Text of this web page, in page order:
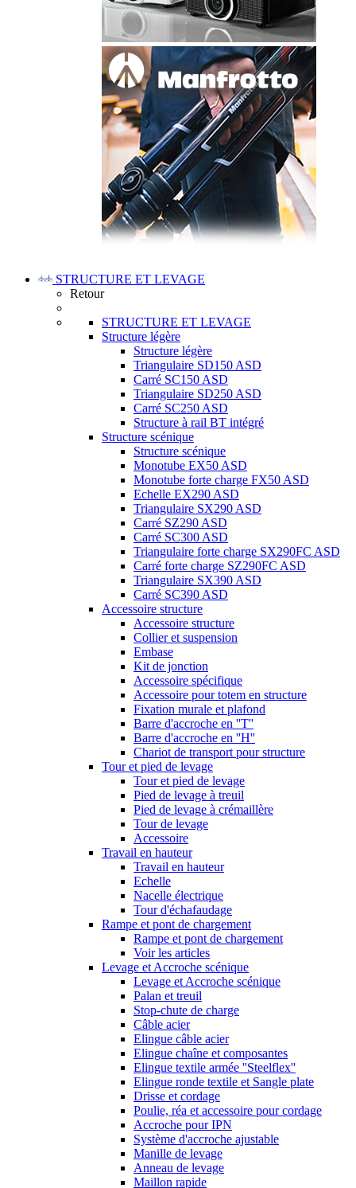
STRUCTURE ET LEVAGE
Retour
STRUCTURE ET LEVAGE
Structure légère
Structure légère
Triangulaire SD150 ASD
Carré SC150 ASD
Triangulaire SD250 ASD
Carré SC250 ASD
Structure à rail BT intégré
Structure scénique
Structure scénique
Monotube EX50 ASD
Monotube forte charge FX50 ASD
Echelle EX290 ASD
Triangulaire SX290 ASD
Carré SZ290 ASD
Carré SC300 ASD
Triangulaire forte charge SX290FC ASD
Carré forte charge SZ290FC ASD
Triangulaire SX390 ASD
Carré SC390 ASD
Accessoire structure
Accessoire structure
Collier et suspension
Embase
Kit de jonction
Accessoire spécifique
Accessoire pour totem en structure
Fixation murale et plafond
Barre d'accroche en ''T''
Barre d'accroche en ''H''
Chariot de transport pour structure
Tour et pied de levage
Tour et pied de levage
Pied de levage à treuil
Pied de levage à crémaillère
Tour de levage
Accessoire
Travail en hauteur
Travail en hauteur
Echelle
Nacelle électrique
Tour d'échafaudage
Rampe et pont de chargement
Rampe et pont de chargement
Voir les articles
Levage et Accroche scénique
Levage et Accroche scénique
Palan et treuil
Stop-chute de charge
Câble acier
Elingue câble acier
Elingue chaîne et composantes
Elingue textile armée ''Steelflex''
Elingue ronde textile et Sangle plate
Drisse et cordage
Poulie, réa et accessoire pour cordage
Accroche pour IPN
Système d'accroche ajustable
Manille de levage
Anneau de levage
Maillon rapide